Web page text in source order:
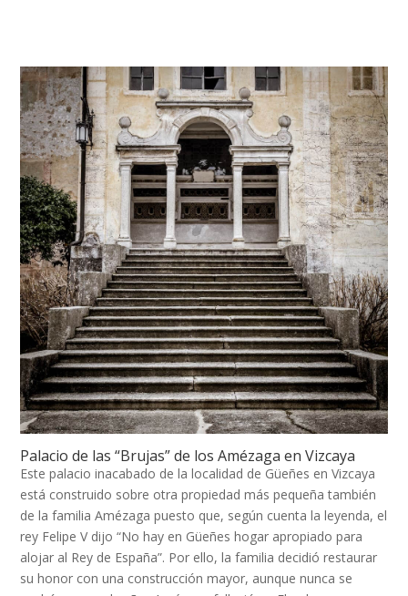
Palacio de las “Brujas” de los Amézaga en Vizcaya
Este palacio inacabado de la localidad de Güeñes en Vizcaya
está construido sobre otra propiedad más pequeña también
de la familia Amézaga puesto que, según cuenta la leyenda, el
rey Felipe V dijo “No hay en Güeñes hogar apropiado para
alojar al Rey de España”. Por ello, la familia decidió restaurar
su honor con una construcción mayor, aunque nunca se